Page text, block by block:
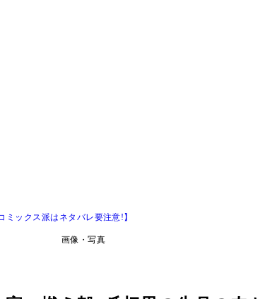
ックス派はネタバレ要注意!】
画像・写真